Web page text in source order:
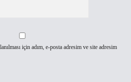
için adım, e-posta adresim ve site adresim